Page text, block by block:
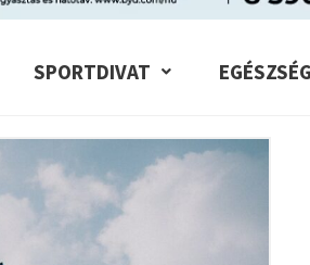
SPORTDIVAT EGÉSZSÉG